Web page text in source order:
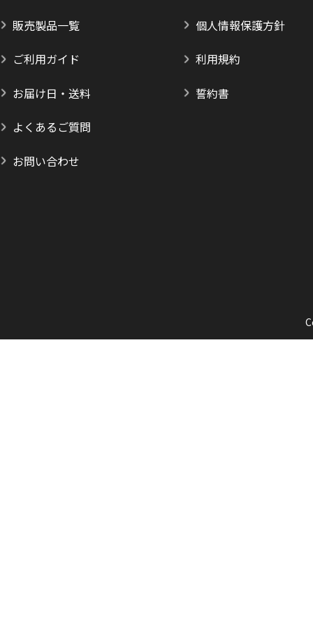
販売製品一覧
ご利用ガイド
お届け日・送料
よくあるご質問
お問い合わせ
個人情報保護方針
利用規約
誓約書